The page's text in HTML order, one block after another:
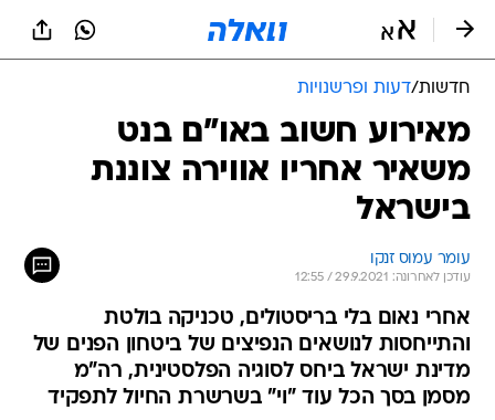
חדשות/דעות ופרשנויות
מאירוע חשוב באו"ם בנט
משאיר אחריו אווירה צוננת
בישראל
עומר עמוס זנקו
עודכן לאחרונה: 29.9.2021 / 12:55
אחרי נאום בלי בריסטולים, טכניקה בולטת
והתייחסות לנושאים הנפיצים של ביטחון הפנים של
מדינת ישראל ביחס לסוגיה הפלסטינית, רה"מ
מסמן בסך הכל עוד "וי" בשרשרת החיול לתפקיד